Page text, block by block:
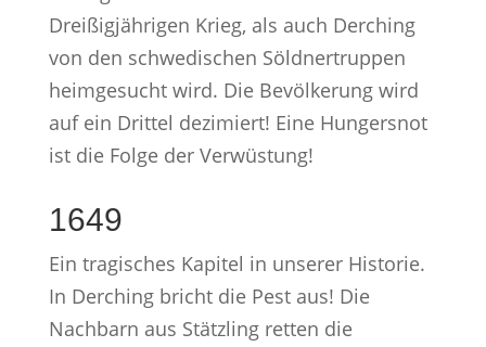
Dreißigjährigen Krieg, als auch Derching
von den schwedischen Söldnertruppen
heimgesucht wird. Die Bevölkerung wird
auf ein Drittel dezimiert! Eine Hungersnot
ist die Folge der Verwüstung!
1649
Ein tragisches Kapitel in unserer Historie.
In Derching bricht die Pest aus! Die
Nachbarn aus Stätzling retten die